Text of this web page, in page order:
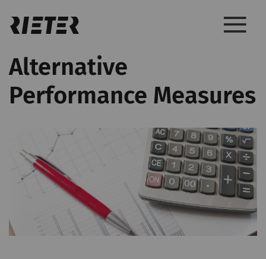
Alternative
Performance Measures